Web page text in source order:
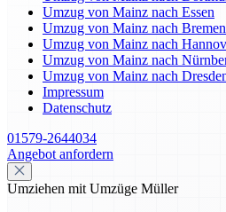
Umzug von Mainz nach Essen
Umzug von Mainz nach Bremen
Umzug von Mainz nach
Umzug von Mainz nach
Umzug von Mainz nach
Impressum
Datenschutz
01579-2644034
Angebot anfordern
Umziehen mit Umzüge Müller